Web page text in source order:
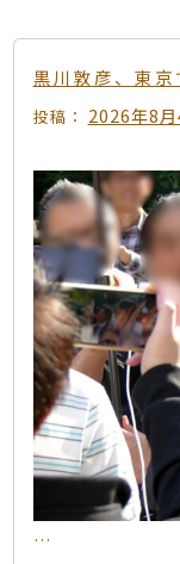
黒川敦彦、東京
投稿： 2026年8
…